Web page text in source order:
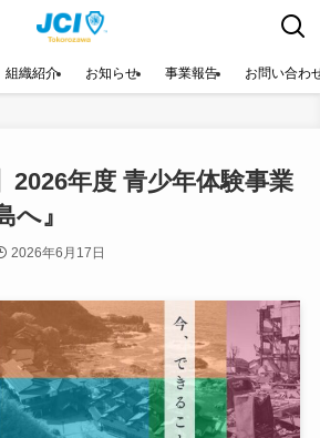
組織紹介 お知らせ 事業報告 お問い合わ
2026年度 青少年体験事業
へ』
2026年6月17日